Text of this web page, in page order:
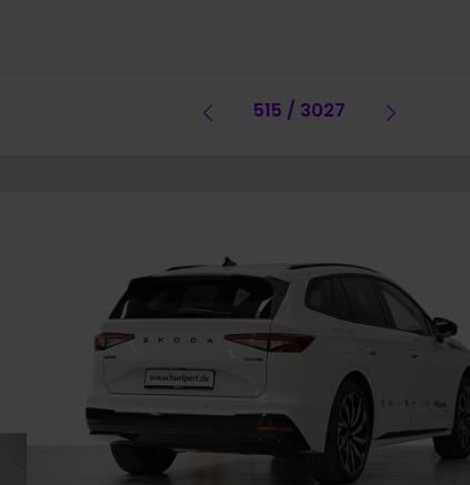
Vorheriges Fahrzeug
515 / 3027